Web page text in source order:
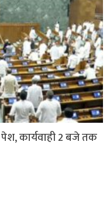
कार्यवाही 2 बजे तक